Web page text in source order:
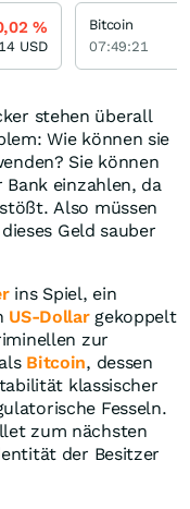
stehen überall
Wie können sie
Sie können
einzahlen, da
Also müssen
Geld sauber
ins Spiel, ein
US-Dollargekoppelt
zur
Bitcoin, dessen
klassischer
Fesseln.
zum nächsten
der Besitzer
%
USD
Bitcoin
07:49:21